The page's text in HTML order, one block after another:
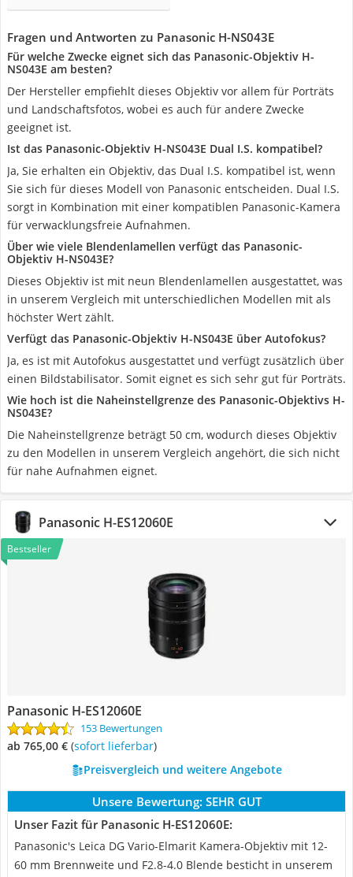
Fragen und Antworten zu Panasonic H-NS043E
Für welche Zwecke eignet sich das Panasonic-Objektiv H-
NS043E am besten?
Der Hersteller empfiehlt dieses Objektiv vor allem für Porträts
und Landschaftsfotos, wobei es auch für andere Zwecke
geeignet ist.
Ist das Panasonic-Objektiv H-NS043E Dual I.S. kompatibel?
Ja, Sie erhalten ein Objektiv, das Dual I.S. kompatibel ist, wenn
Sie sich für dieses Modell von Panasonic entscheiden. Dual I.S.
sorgt in Kombination mit einer kompatiblen Panasonic-Kamera
für verwacklungsfreie Aufnahmen.
Über wie viele Blendenlamellen verfügt das Panasonic-
Objektiv H-NS043E?
Dieses Objektiv ist mit neun Blendenlamellen ausgestattet, was
in unserem Vergleich mit unterschiedlichen Modellen mit als
höchster Wert zählt.
Verfügt das Panasonic-Objektiv H-NS043E über Autofokus?
Ja, es ist mit Autofokus ausgestattet und verfügt zusätzlich über
einen Bildstabilisator. Somit eignet es sich sehr gut für Porträts.
Wie hoch ist die Naheinstellgrenze des Panasonic-Objektivs H-
NS043E?
Die Naheinstellgrenze beträgt 50 cm, wodurch dieses Objektiv
zu den Modellen in unserem Vergleich angehört, die sich nicht
für nahe Aufnahmen eignet.
Panasonic H-ES12060E
Bestseller
Panasonic H-ES12060E
153 Bewertungen
ab 765,00 € ( Sofort lieferbar)
Preisvergleich und weitere Angebote
Unsere Bewertung: SEHR GUT
Unser Fazit für Panasonic H-ES12060E:
Panasonic's Leica DG Vario-Elmarit Kamera-Objektiv mit 12-
60 mm Brennweite und F2.8-4.0 Blende besticht in unserem